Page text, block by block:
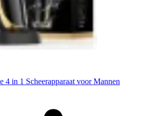
4 in 1 Scheerapparaat voor Mannen